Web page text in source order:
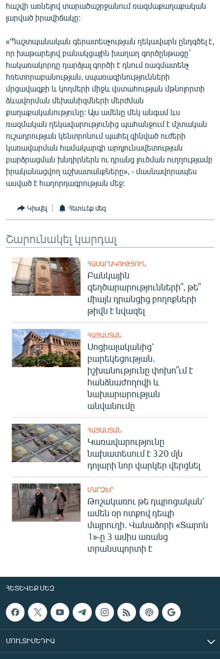
English
Русский
ՀԵՏԵՎԵՔ ՄԵԶ
«Ազատության» բոլոր կայքերը
հաշվի առնելով տարածաշրջանում ռազմաքաղաքական
լարված իրավիճակը:
«Պաշտպանական գերատեսչության ղեկավարն ընդգծել է,
որ խաթարելով բանակցային խաղաղ գործընթացը`
հակառակորդը դարձյալ գործի է դնում ռազմատենչ
հռետորաբանության, սպառազինությունների
մրցավազքի և կողմերի միջև վստահության մթնոլորտի
ձևավորման մեխանիզմների մերժման
քաղաքականությունը: Այս ամենը մեկ անգամ ևս
ռազմական ղեկավարությունից պահանջում է մշտական
ուշադրության կենտրոնում պահել զինված ուժերի
կառավարման համակարգի արդյունավետության
բարձրացման խնդիրներն ու դրանց լուծման ուղղությամբ
իրականացվող աշխատանքները», - մասնավորապես
ասված է հաղորդագրության մեջ:
Կիսվել Հետևեք մեզ
Շարունակել կարդալ
ՀԱՍԱՐԱԿՈՒԹՅՈՒՆ
Բանկային
զեղծարարությունների՞, թե՞
միայն դրանցից բողոքների
թիվն է նվազել
ՀԱՅԱՍՏԱՆ
Սոցիալականից՝
բարեկեցության.
իշխանությունը փոխո՞ւմ է
հանձնաժողովի և
նախարարության
անվանումը
ՀԱՅԱՍՏԱՆ
Կառավարությունը
նախատեսում է 320 մլն
դոլարի նոր վարկեր վերցնել
ՄԱՐԶԵՐ
Թոշակառու թե դպրոցական՝
ամեն օր ոտքով դեպի
մայրուղի. Վանաձորի «Տարոն
1»-ը 3 ամիս առանց
տրանսպորտի է
ՀԵՏԵՎԵՔ ՄԵԶ
ՄՈՒԼՏԻՄԵԴԻԱ